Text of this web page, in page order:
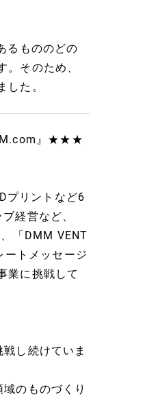
るもののどの
そのため、
た。
』★★★
プリントなど6
経営など、
「DMM VENT
ートメッセージ
業に挑戦して
し続けていま
のものづくり